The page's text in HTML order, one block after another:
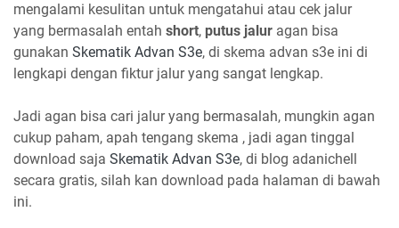
mengalami kesulitan untuk mengatahui atau cek jalur
yang bermasalah entah short, putus jalur agan bisa
gunakan Skematik Advan S3e, di skema advan s3e ini di
lengkapi dengan fiktur jalur yang sangat lengkap.
Jadi agan bisa cari jalur yang bermasalah, mungkin agan
cukup paham, apah tengang skema , jadi agan tinggal
download saja Skematik Advan S3e, di blog adanichell
secara gratis, silah kan download pada halaman di bawah
ini.